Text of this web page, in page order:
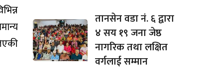
तानसेन वडा नं. ६ द्वारा
४ सय १९ जना जेष्ठ
नागरिक तथा लक्षित
वर्गलाई सम्मान